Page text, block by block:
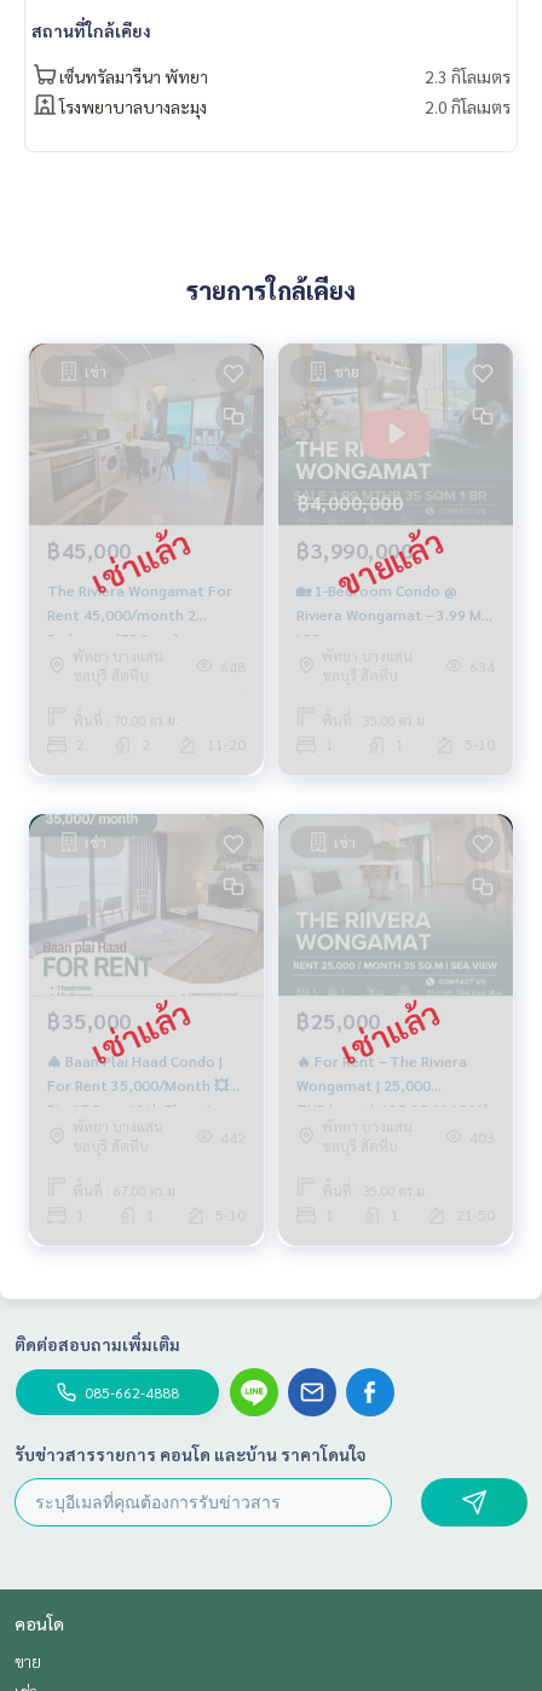
สถานที่ใกล้เคียง
เซ็นทรัลมารีนา พัทยา
2.3 กิโลเมตร
โรงพยาบาลบางละมุง
2.0 กิโลเมตร
รายการใกล้เคียง
เช่า
฿45,000
The Riviera Wongamat For
Rent 45,000/month 2
Bedroom (70 Sq.m)
พัทยา บางแสน
ชลบุรี สัตหีบ
648
พื้นที่ : 70.00 ตร.ม.
11-20
ขาย
฿4,000,000
฿3,990,000
🏡 1-Bedroom Condo @
Riviera Wongamat – 3.99 MB!
| 35 sqm.
พัทยา บางแสน
ชลบุรี สัตหีบ
634
พื้นที่ : 35.00 ตร.ม.
5-10
เช่า
฿35,000
🎄 Baan Plai Haad Condo |
For Rent 35,000/Month 💥
Big 67 Sq.m | 9th Floor |
#SeaView | #BigRoom
พัทยา บางแสน
ชลบุรี สัตหีบ
442
พื้นที่ : 67.00 ตร.ม.
5-10
เช่า
฿25,000
🔥 For Rent – The Riviera
Wongamat | 25,000
THB/month | 35 SQ.M. | 39th
Floor | sea View 🌆
พัทยา บางแสน
ชลบุรี สัตหีบ
403
พื้นที่ : 35.00 ตร.ม.
21-50
ติดต่อสอบถามเพิ่มเติม
085-662-4888
รับข่าวสารรายการ คอนโด และบ้าน ราคาโดนใจ
คอนโด
ขาย